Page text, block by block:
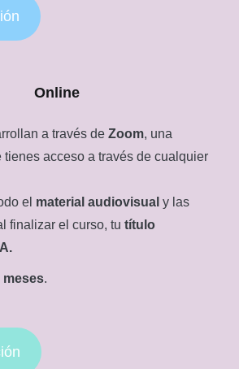
Online
a través de Zoom, una
tienes acceso a través de cualquier
el material audiovisual y las
finalizar el curso, tu título
meses.